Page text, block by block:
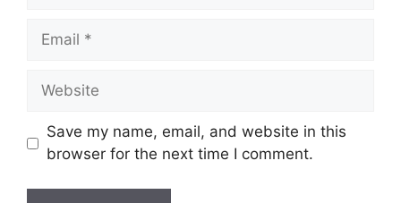
Email
Website
Save my name, email, and website in this
browser for the next time I comment.